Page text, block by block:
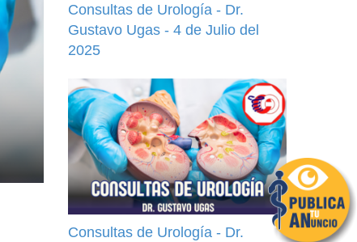
Consultas de Urología - Dr.
Gustavo Ugas - 4 de Julio del
2025
Consultas de Urología - Dr.